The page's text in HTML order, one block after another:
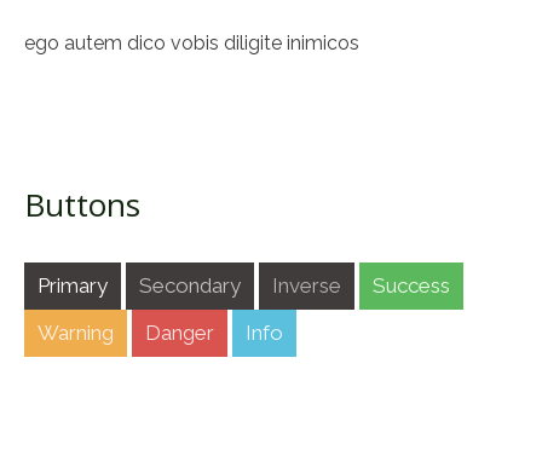
ego autem dico vobis diligite inimicos
Buttons
Primary Secondary Inverse
Success
Warning
Danger Info